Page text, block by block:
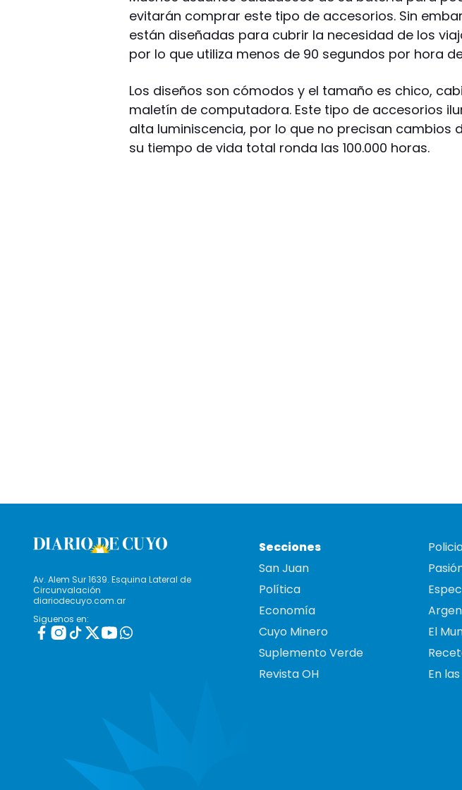
evitarán comprar este tipo de accesorios. Sin
están diseñadas para cubrir la necesidad de los
por lo que utiliza menos de 90 segundos por hora
Los diseños son cómodos y el tamaño es chico,
maletín de computadora. Este tipo de accesorios
alta luminiscencia, por lo que no precisan cambios
su tiempo de vida total ronda las 100.000 horas.
Av. Alem Sur 1639. Esquina Lateral de
Circunvalación
diariodecuyo.com.ar
Siguenos en:
Secciones
San Juan
Política
Economía
Cuyo Minero
Suplemento Verde
Revista OH
El
En